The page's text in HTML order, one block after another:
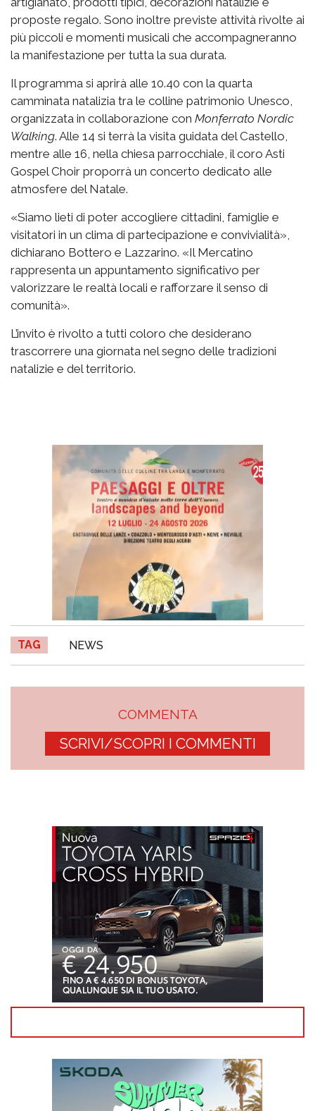
proposte regalo. Sono inoltre previste attività rivolte ai
più piccoli e momenti musicali che accompagneranno
la manifestazione per tutta la sua durata.
Il programma si aprirà alle 10.40 con la quarta
camminata natalizia tra le colline patrimonio Unesco,
organizzata in collaborazione con Monferrato Nordic
Walking. Alle 14 si terrà la visita guidata del Castello,
mentre alle 16, nella chiesa parrocchiale, il coro Asti
Gospel Choir proporrà un concerto dedicato alle
atmosfere del Natale.
«Siamo lieti di poter accogliere cittadini, famiglie e
visitatori in un clima di partecipazione e convivialità»,
dichiarano Bottero e Lazzarino. «Il Mercatino
rappresenta un appuntamento significativo per
valorizzare le realtà locali e rafforzare il senso di
comunità».
L’invito è rivolto a tutti coloro che desiderano
trascorrere una giornata nel segno delle tradizioni
natalizie e del territorio.
TAG NEWS
COMMENTA
SCRIVI/SCOPRI I COMMENTI